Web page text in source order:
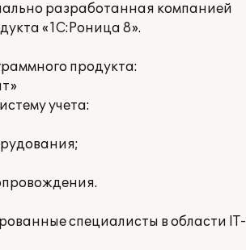
разработанная компанией
«1С:Роница 8».
продукта:
учета:
специалисты в области IT-